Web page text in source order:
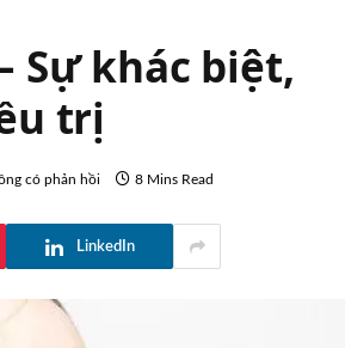
Sự khác biệt,
trị
có phản hồi 8 Mins Read
LinkedIn